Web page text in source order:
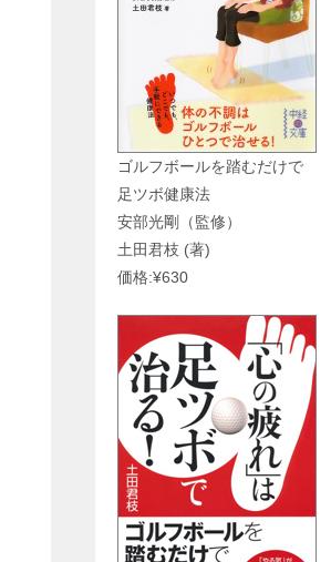
ゴルフボールを踏むだけで
足ツボ健康法
安部光剛（監修）
土田君枝 (著)
価格:¥630